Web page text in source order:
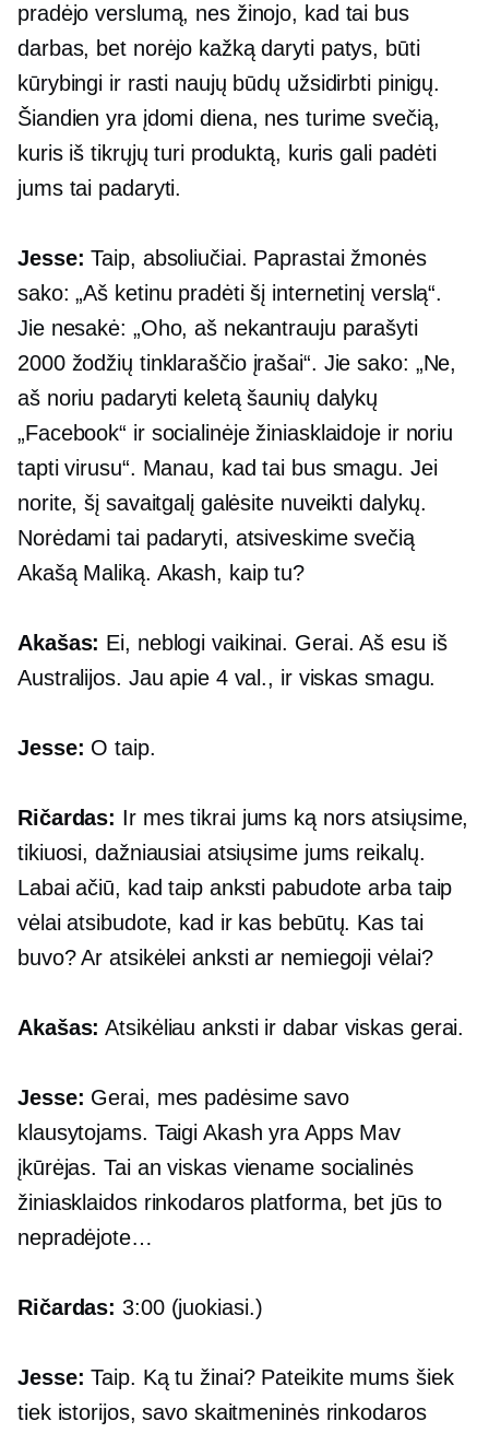
pradėjo verslumą, nes žinojo, kad tai bus
darbas, bet norėjo kažką daryti patys, būti
kūrybingi ir rasti naujų būdų užsidirbti pinigų.
Šiandien yra įdomi diena, nes turime svečią,
kuris iš tikrųjų turi produktą, kuris gali padėti
jums tai padaryti.
Jesse: Taip, absoliučiai. Paprastai žmonės
sako: „Aš ketinu pradėti šį internetinį verslą“.
Jie nesakė: „Oho, aš nekantrauju parašyti
2000 žodžių tinklaraščio įrašai“. Jie sako: „Ne,
aš noriu padaryti keletą šaunių dalykų
„Facebook“ ir socialinėje žiniasklaidoje ir noriu
tapti virusu“. Manau, kad tai bus smagu. Jei
norite, šį savaitgalį galėsite nuveikti dalykų.
Norėdami tai padaryti, atsiveskime svečią
Akašą Maliką. Akash, kaip tu?
Akašas: Ei, neblogi vaikinai. Gerai. Aš esu iš
Australijos. Jau apie 4 val., ir viskas smagu.
Jesse: O taip.
Ričardas: Ir mes tikrai jums ką nors atsiųsime,
tikiuosi, dažniausiai atsiųsime jums reikalų.
Labai ačiū, kad taip anksti pabudote arba taip
vėlai atsibudote, kad ir kas bebūtų. Kas tai
buvo? Ar atsikėlei anksti ar nemiegoji vėlai?
Akašas: Atsikėliau anksti ir dabar viskas gerai.
Jesse: Gerai, mes padėsime savo
klausytojams. Taigi Akash yra Apps Mav
įkūrėjas. Tai anviskas vienamesocialinės
žiniasklaidos rinkodaros platforma, bet jūs to
nepradėjote…
Ričardas: 3:00 (juokiasi.)
Jesse: Taip. Ką tu žinai? Pateikite mums šiek
tiek istorijos, savo skaitmeninės rinkodaros